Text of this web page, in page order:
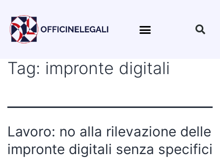
Tag: impronte digitali
Lavoro: no alla rilevazione delle
impronte digitali senza specifici